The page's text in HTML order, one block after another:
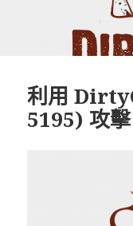
利用
5195) 攻